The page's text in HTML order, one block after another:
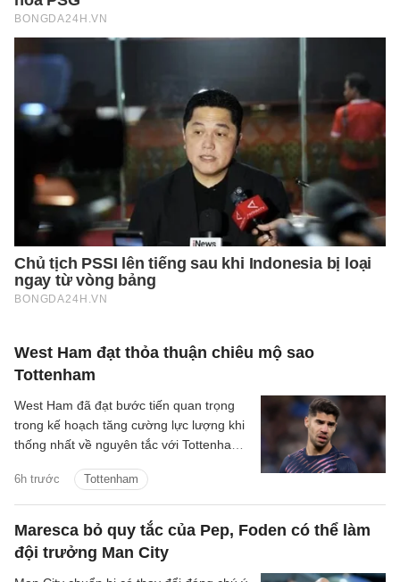
West Ham đạt thỏa thuận chiêu mộ sao
Tottenham
6h trước Tottenham
West Ham đã đạt bước tiến quan trọng
trong kế hoạch tăng cường lực lượng khi
thống nhất về nguyên tắc với Tottenham
Maresca bỏ quy tắc của Pep, Foden có thể làm
đội trưởng Man City